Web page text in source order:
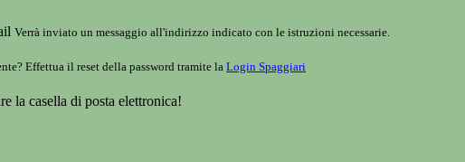
Verrà inviato un messaggio all'indirizzo indicato con le istruzioni necessarie.
Effettua il reset della password tramite la Login Spaggiari
la casella di posta elettronica!